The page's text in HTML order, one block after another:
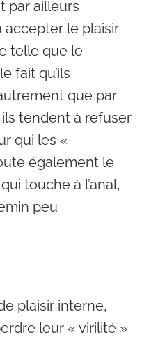
par ailleurs
accepter le plaisir
telle que le
fait qu’ils
que par
ils tendent à refuser
qui les «
également le
touche à l’anal,
peu
plaisir interne,
leur « virilité »